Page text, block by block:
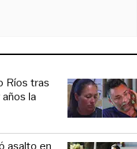
Ríos tras
la
asalto en